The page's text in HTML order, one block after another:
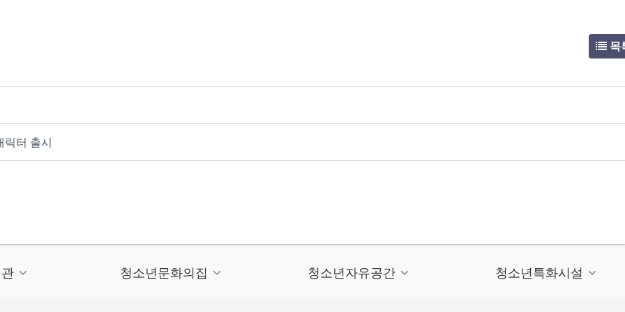
목
터 출시
청소년문화의집 청소년자유공간 청소년특화시설